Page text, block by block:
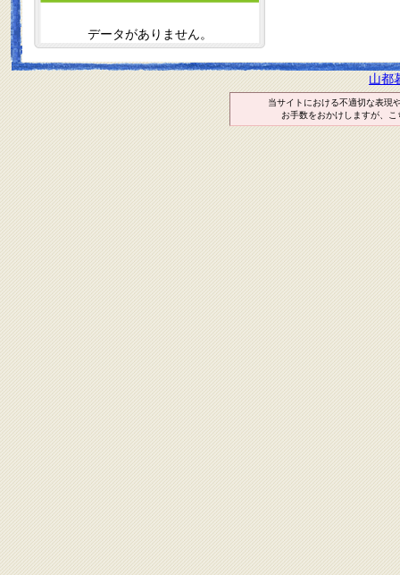
データがありません。
山都
当サイトにおける不適切な表現
お手数をおかけしますが、こ